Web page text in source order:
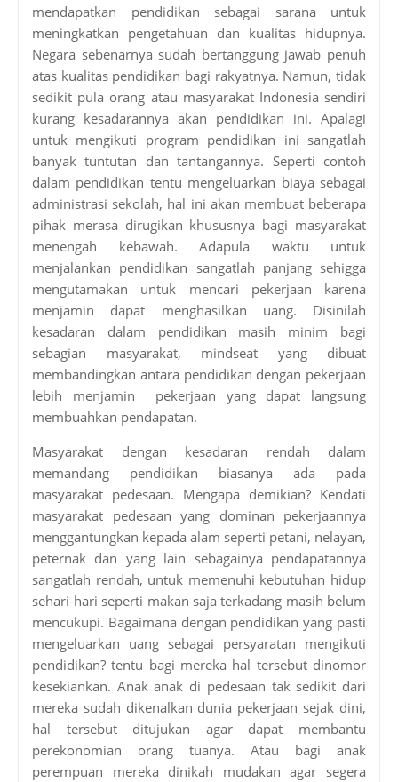
mendapatkan pendidikan sebagai sarana untuk
meningkatkan pengetahuan dan kualitas hidupnya.
Negara sebenarnya sudah bertanggung jawab penuh
atas kualitas pendidikan bagi rakyatnya. Namun, tidak
sedikit pula orang atau masyarakat Indonesia sendiri
kurang kesadarannya akan pendidikan ini. Apalagi
untuk mengikuti program pendidikan ini sangatlah
banyak tuntutan dan tantangannya. Seperti contoh
dalam pendidikan tentu mengeluarkan biaya sebagai
administrasi sekolah, hal ini akan membuat beberapa
pihak merasa dirugikan khususnya bagi masyarakat
menengah kebawah. Adapula waktu untuk
menjalankan pendidikan sangatlah panjang sehigga
mengutamakan untuk mencari pekerjaan karena
menjamin dapat menghasilkan uang. Disinilah
kesadaran dalam pendidikan masih minim bagi
sebagian masyarakat, mindseat yang dibuat
membandingkan antara pendidikan dengan pekerjaan
lebih menjamin pekerjaan yang dapat langsung
membuahkan pendapatan.
Masyarakat dengan kesadaran rendah dalam
memandang pendidikan biasanya ada pada
masyarakat pedesaan. Mengapa demikian? Kendati
masyarakat pedesaan yang dominan pekerjaannya
menggantungkan kepada alam seperti petani, nelayan,
peternak dan yang lain sebagainya pendapatannya
sangatlah rendah, untuk memenuhi kebutuhan hidup
sehari-hari seperti makan saja terkadang masih belum
mencukupi. Bagaimana dengan pendidikan yang pasti
mengeluarkan uang sebagai persyaratan mengikuti
pendidikan? tentu bagi mereka hal tersebut dinomor
kesekiankan. Anak anak di pedesaan tak sedikit dari
mereka sudah dikenalkan dunia pekerjaan sejak dini,
hal tersebut ditujukan agar dapat membantu
perekonomian orang tuanya. Atau bagi anak
perempuan mereka dinikah mudakan agar segera